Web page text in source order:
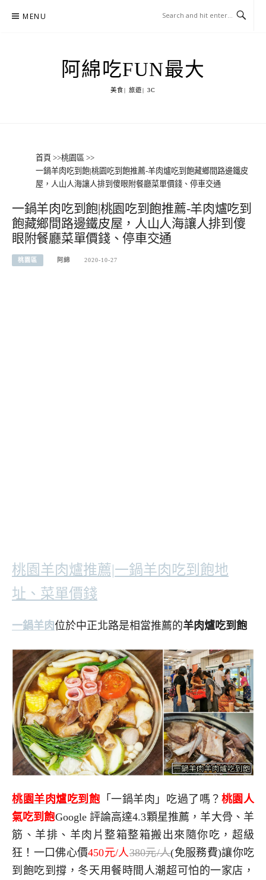
MENU
阿綿吃FUN最大
美食| 旅遊| 3C
首頁 >>桃園區 >>
一鍋羊肉吃到飽|桃園吃到飽推薦-羊肉爐吃到飽藏鄉間路邊鐵皮
屋，人山人海讓人排到傻眼附餐廳菜單價錢、停車交通
一鍋羊肉吃到飽|桃園吃到飽推薦-羊肉爐吃到
飽藏鄉間路邊鐵皮屋，人山人海讓人排到傻
眼附餐廳菜單價錢、停車交通
桃園區 阿綿 2020-10-27
桃園羊肉爐推薦|一鍋羊肉吃到飽地
址、菜單價錢
一鍋羊肉 位於中正北路是相當推薦的羊肉爐吃到飽
桃園羊肉爐吃到飽 「一鍋羊肉」吃過了嗎？ 桃園人
氣吃到飽Google 評論高達4.3顆星推薦，羊大骨、羊
筋、羊排、羊肉片整箱整箱搬出來隨你吃，超級
狂！一口佛心價450元/人380元/人(免服務費)讓你吃
到飽吃到撐，冬天用餐時間人潮超可怕的一家店，